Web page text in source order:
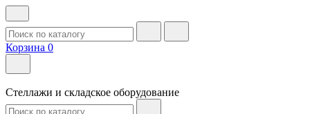
Корзина 0
Стеллажи и складское оборудование